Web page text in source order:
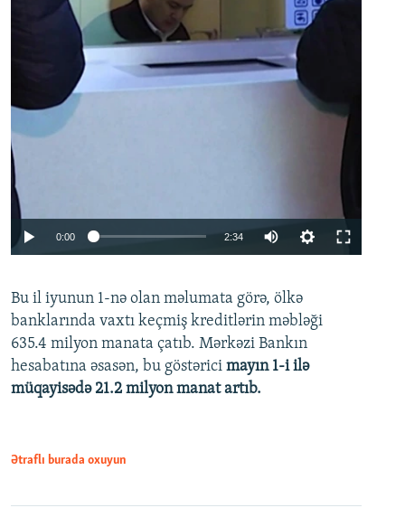
0:00 2:34
360p
480p
720p
Bu il iyunun 1-nə olan məlumata görə, ölkə
banklarında vaxtı keçmiş kreditlərin məbləği
635.4 milyon manata çatıb. Mərkəzi Bankın
hesabatına əsasən, bu göstərici mayın 1-i ilə
müqayisədə 21.2 milyon manat artıb.
Ətraflı burada oxuyun